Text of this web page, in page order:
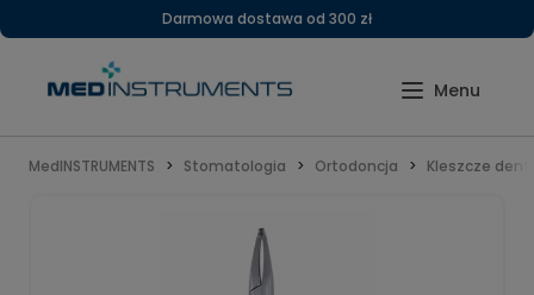
Darmowa dostawa od 300 zł
MedINSTRUMENTS Stomatologia Ortodoncja Kleszcze